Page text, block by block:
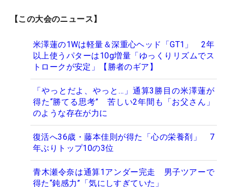
【この大会のニュース】
米澤蓮の1Wは軽量＆深重心ヘッド「GT1」 2年
以上使うパターは10g増量「ゆっくりリズムでス
トロークが安定」【勝者のギア】
「やっとだよ、やっと…」通算3勝目の米澤蓮が
得た“勝てる思考” 苦しい2年間も「お父さん」
のような存在が力に
復活へ36歳・藤本佳則が得た「心の栄養剤」 7
年ぶりトップ10の3位
青木瀬令奈は通算1アンダー完走 男子ツアーで
得た“鈍感力”「気にしすぎていた」